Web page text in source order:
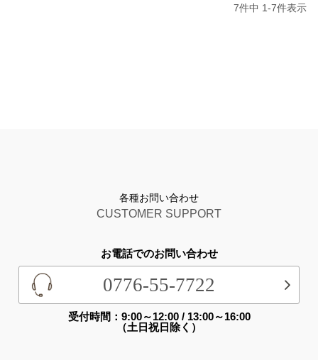
7件中 1-7件表示
各種お問い合わせ
CUSTOMER SUPPORT
お電話でのお問い合わせ
0776-55-7722
受付時間：9:00～12:00 / 13:00～16:00
（土日祝日除く）